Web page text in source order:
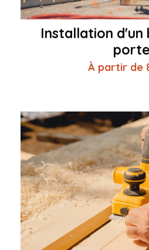
Installation d'un
porte
À partir de